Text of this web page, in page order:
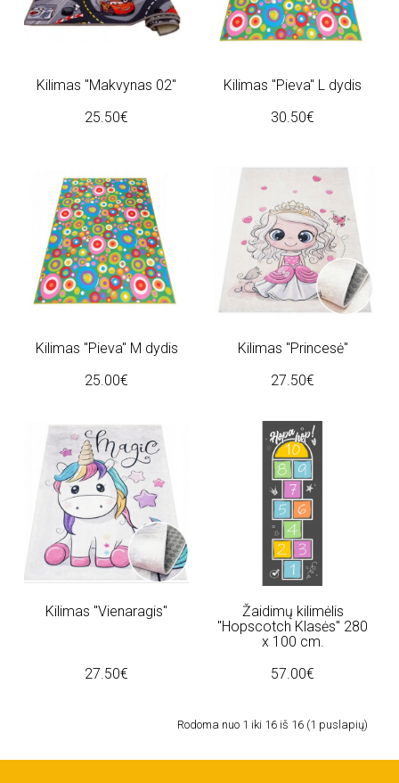
Kilimas "Makvynas 02"
25.50€
Kilimas "Pieva" L dydis
30.50€
Kilimas "Pieva" M dydis
25.00€
Kilimas "Princesė"
27.50€
Kilimas "Vienaragis"
27.50€
Žaidimų kilimėlis
"Hopscotch Klasės" 280
x 100 cm.
57.00€
Rodoma nuo 1 iki 16 iš 16 (1 puslapių)